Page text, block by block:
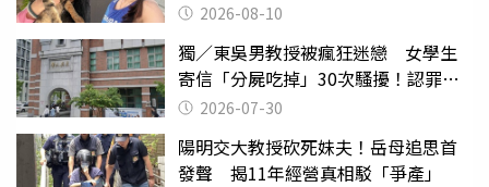
2026-08-10
獨／東吳男教授被瘋狂迷戀 女學生
寄信「分屍吃掉」30次騷擾！認罪免
關 2026-07-30
陽明交大教授砍死妹夫！岳母追思首
發聲 揭11年經營真相駁「爭產」